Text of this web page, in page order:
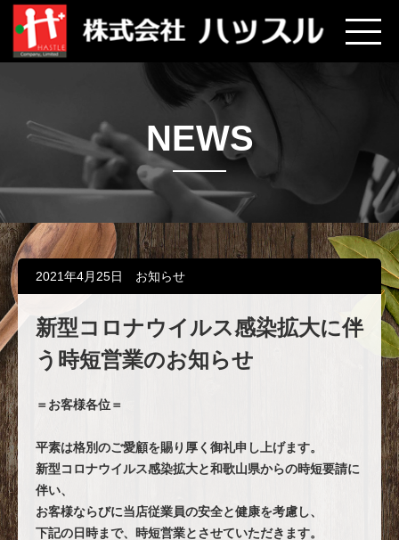
NEWS
2021年4月25日 お知らせ
新型コロナウイルス感染拡大に伴
う時短営業のお知らせ
＝お客様各位＝
平素は格別のご愛顧を賜り厚く御礼申し上げます。
新型コロナウイルス感染拡大と和歌山県からの時短要請に
伴い、
お客様ならびに当店従業員の安全と健康を考慮し、
下記の日時まで、時短営業とさせていただきます。